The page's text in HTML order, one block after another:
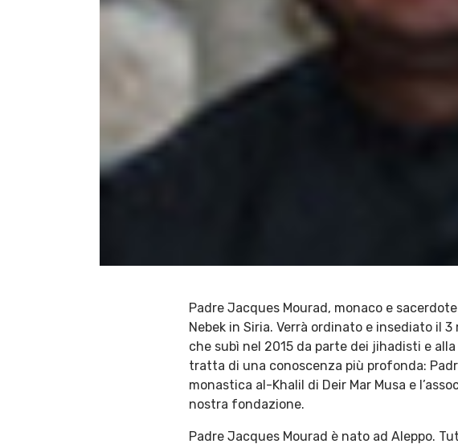
Padre Jacques Mourad, monaco e
Nebek in Siria. Verrà ordinato e insediato il
che subì nel 2015 da parte dei jihadisti e
tratta di una conoscenza più profonda:
monastica al-Khalil di Deir Mar Musa e
nostra fondazione.
Padre Jacques Mourad è nato ad Aleppo.